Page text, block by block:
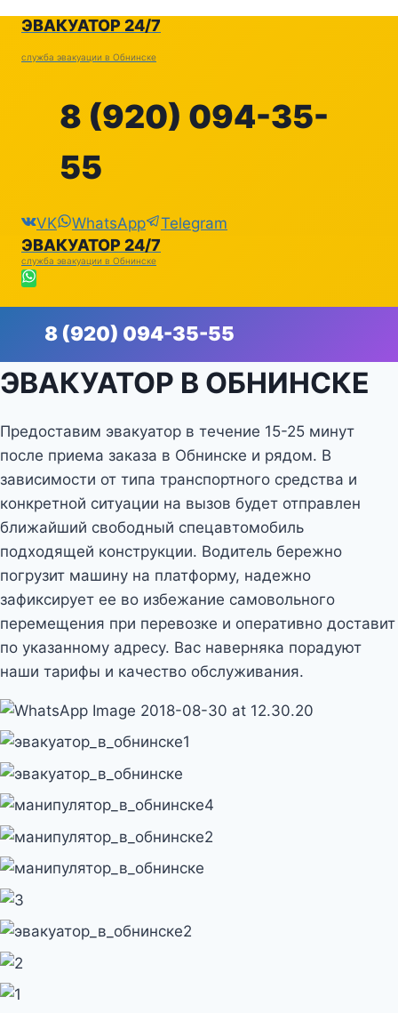
Перейти
содержимому
ЭВАКУАТОР 24/7
служба эвакуации в Обнинске
8 (920) 094-35-
55
VK WhatsApp Telegram
ЭВАКУАТОР 24/7
служба эвакуации в Обнинске
8 (920) 094-35-55
ЭВАКУАТОР В ОБНИНСКЕ
Предоставим эвакуатор в течение 15-25 минут
после приема заказа в Обнинске и рядом. В
зависимости от типа транспортного средства и
конкретной ситуации на вызов будет отправлен
ближайший свободный спецавтомобиль
подходящей конструкции. Водитель бережно
погрузит машину на платформу, надежно
зафиксирует ее во избежание самовольного
перемещения при перевозке и оперативно доставит
по указанному адресу. Вас наверняка порадуют
наши тарифы и качество обслуживания.